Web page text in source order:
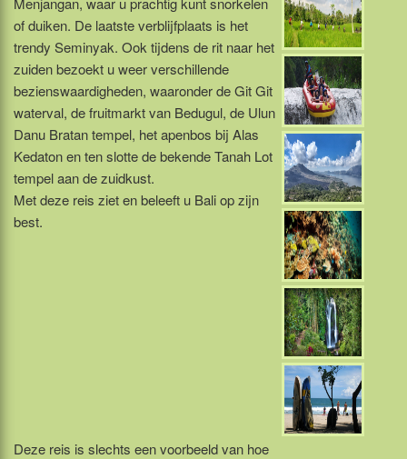
of duiken. De laatste verblijfplaats is het
trendy Seminyak. Ook tijdens de rit naar het
zuiden bezoekt u weer verschillende
bezienswaardigheden, waaronder de Git Git
waterval, de fruitmarkt van Bedugul, de Ulun
Danu Bratan tempel, het apenbos bij Alas
Kedaton en ten slotte de bekende Tanah Lot
tempel aan de zuidkust.
Met deze reis ziet en beleeft u Bali op zijn
best.
Deze reis is slechts een voorbeeld van hoe